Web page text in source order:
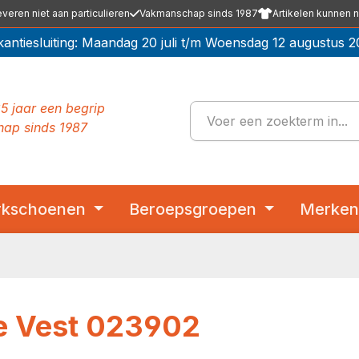
niet aan particulieren Vakmanschap sinds 1987 Artikelen kunnen
Maandag 20 juli t/m Woensdag 12 augustus
jaar een begrip
sinds 1987
Beroepsgroepen Merken
Vest 023902